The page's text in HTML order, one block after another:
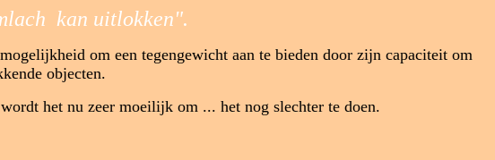
kan uitlokken".
om een tegengewicht aante bieden door zijn capaciteit om
objecten.
het nu zeer moeilijk om ... het nog slechter te doen.